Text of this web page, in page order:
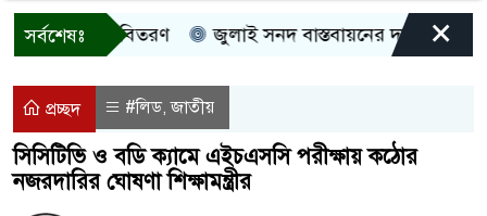
সর্বশেষঃ
সহায়তা বিতরণ জুলাই সনদ বাস্তবায়নের দাবিতে ×
প্রচ্ছদ #লিড,জাতীয়
সিসিটিভি ও বডি ক্যামে এইচএসসি পরীক্ষায় কঠোর
নজরদারির ঘোষণা শিক্ষামন্ত্রীর